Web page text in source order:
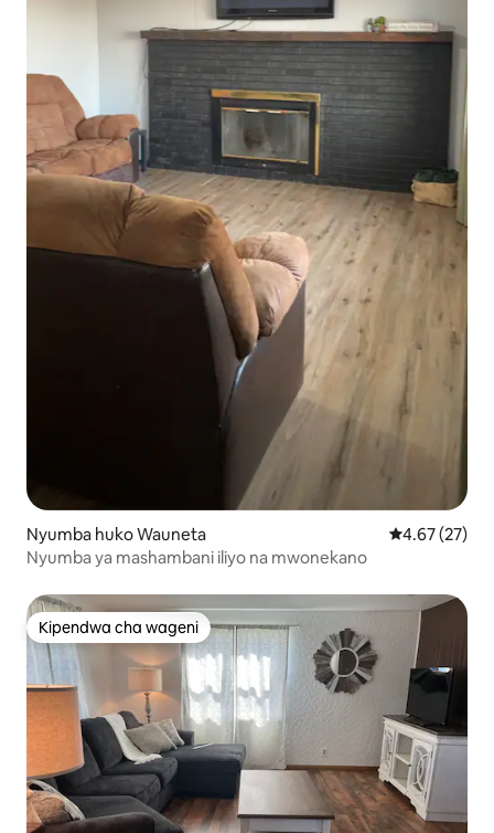
Nyumba huko Wauneta Ukadiriaji wa
4.67 (27)
Nyumba ya mashambani iliyo na mwonekano
Kipendwa cha wageni
Kipendwa cha wageni